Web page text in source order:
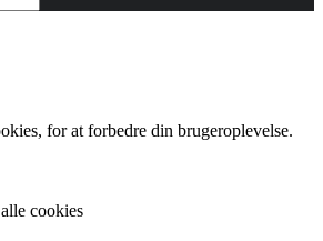
for at forbedre din brugeroplevelse.
cookies